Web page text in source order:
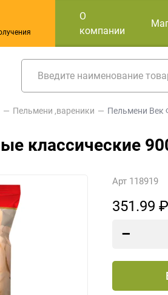
О
компании
Пельмени ,вареники Пельмени Век
классические
Арт 118919
351.99